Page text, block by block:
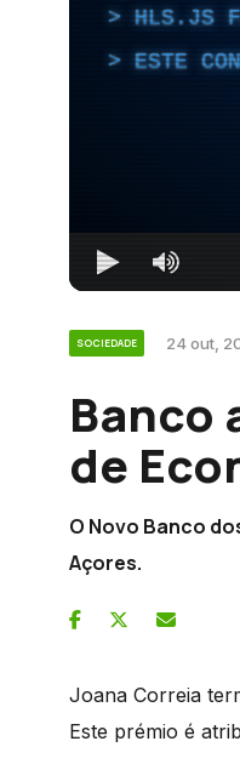
HLS.JS
ESTE
SOCIEDADE 24 out,
Banco
de
O Novo Banco
Açores.
Joana Correia
Este prémio é